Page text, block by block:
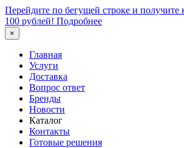
Перейдите по бегущей строке и получите
100 рублей! Подробнее
×
Главная
Услуги
Доставка
Вопрос ответ
Бренды
Новости
Каталог
Контакты
Готовые решения